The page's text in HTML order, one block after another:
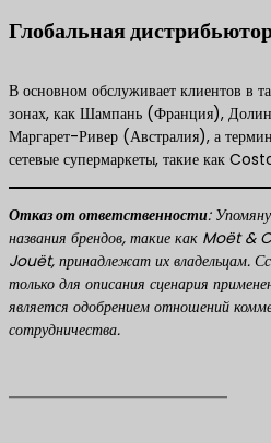
Глобальная
В основном обслуживает клиентов в
зонах, как Шампань (Франция),
Маргарет-Ривер (Австралия), а
сетевые супермаркеты, такие как
​Отказ от ответственности​​:
названия брендов, такие как Moët
Jouët, принадлежат их владельцам.
только для описания сценария
является одобрением отношений
сотрудничества.